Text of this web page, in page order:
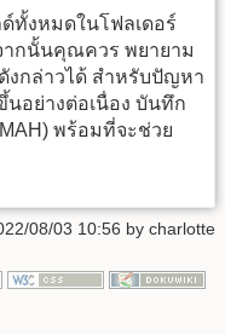
ทั้งหมดในโฟลเดอร์
ากนั้นคุณควร พยายาม
งกล่าวได้ สำหรับปัญหา
นอย่างต่อเนื่อง บันทึก
พร้อมที่จะช่วย
08/03 10:56 by charlotte